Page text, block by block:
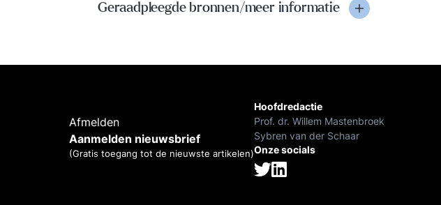
Geraadpleegde bronnen/meer informatie
Afmelden
Aanmelden nieuwsbrief
(Gratis toegang tot de nieuwste artikelen)
Hoofdredactie
Prof. dr. Willem Mastenbroek
Sybren van der Schaar
Onze socials